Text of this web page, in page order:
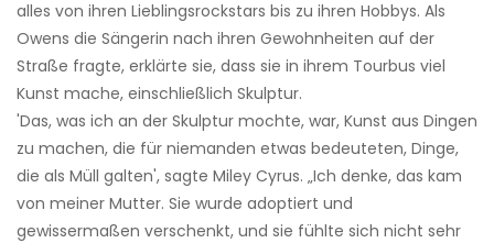
alles von ihren Lieblingsrockstars bis zu ihren Hobbys. Als
Owens die Sängerin nach ihren Gewohnheiten auf der
Straße fragte, erklärte sie, dass sie in ihrem Tourbus viel
Kunst mache, einschließlich Skulptur.
'Das, was ich an der Skulptur mochte, war, Kunst aus Dingen
zu machen, die für niemanden etwas bedeuteten, Dinge,
die als Müll galten', sagte Miley Cyrus. „Ich denke, das kam
von meiner Mutter. Sie wurde adoptiert und
gewissermaßen verschenkt, und sie fühlte sich nicht sehr